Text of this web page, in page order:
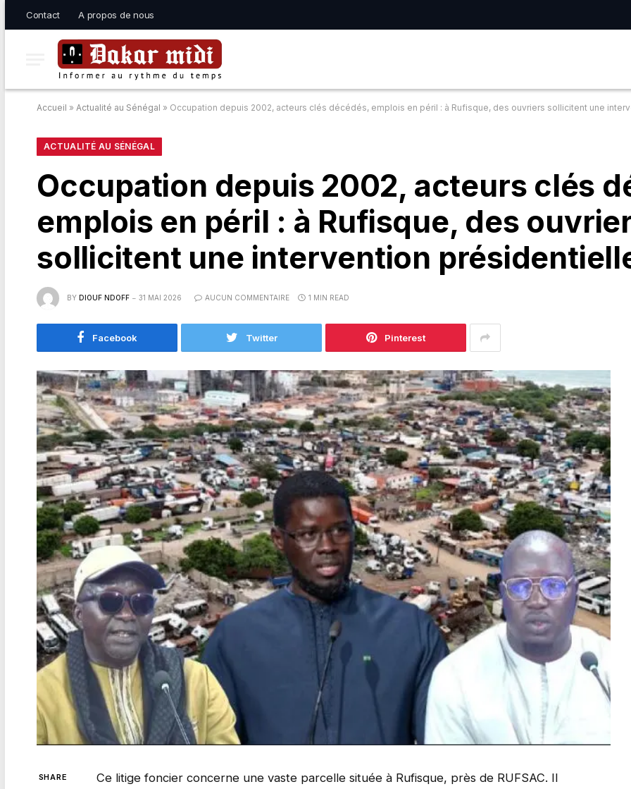
Contact A propos de nous
Accueil » Actualité au Sénégal » Occupation depuis 2002, acteurs clés décédés, emplois en péril : à Rufisque, des ouvriers sollicitent une
ACTUALITÉ AU SÉNÉGAL
Occupation depuis 2002, acteurs clés
emplois en péril : à Rufisque, des
sollicitent une intervention
BY DIOUF NDOFF 31 MAI 2026 AUCUN COMMENTAIRE 1 MIN READ
Facebook Twitter Pinterest
SHARE
Ce litige foncier concerne une vaste parcelle située à Rufisque, près de RUFSAC. Il